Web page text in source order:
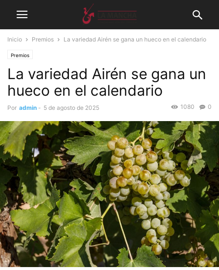
Inicio Premios La variedad Airén se gana un hueco en el calendario
Premios
La variedad Airén se gana un
hueco en el calendario
Por admin - 5 de agosto de 2025 0
1080